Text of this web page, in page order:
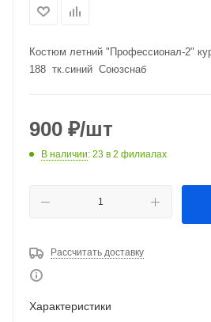
Костюм летний "Профессионал-2"
188 тк.синий Союзснаб
900 ₽/шт
В наличии: 23 в 2 филиалах
Рассчитать доставку
Характеристики